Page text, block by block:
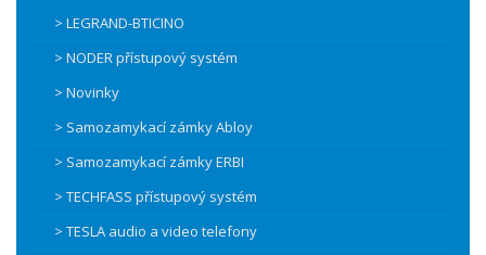
> LEGRAND-BTICINO
> NODER přístupový systém
> Novinky
> Samozamykací zámky Abloy
> Samozamykací zámky ERBI
> TECHFASS přístupový systém
> TESLA audio a video telefony